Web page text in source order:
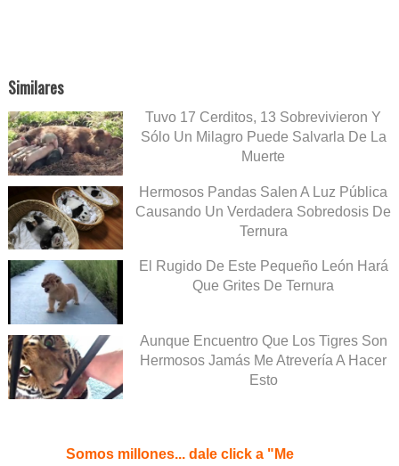
Similares
Tuvo 17 Cerditos, 13 Sobrevivieron Y
Sólo Un Milagro Puede Salvarla De La
Muerte
Hermosos Pandas Salen A Luz Pública
Causando Un Verdadera Sobredosis De
Ternura
El Rugido De Este Pequeño León Hará
Que Grites De Ternura
Aunque Encuentro Que Los Tigres Son
Hermosos Jamás Me Atrevería A Hacer
Esto
Somos millones... dale click a "Me